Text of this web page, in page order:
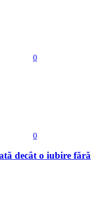
0
0
decât o iubire fără